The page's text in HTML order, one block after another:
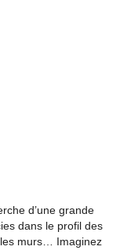
d’une grande
dans le profil des
les murs… Imaginez